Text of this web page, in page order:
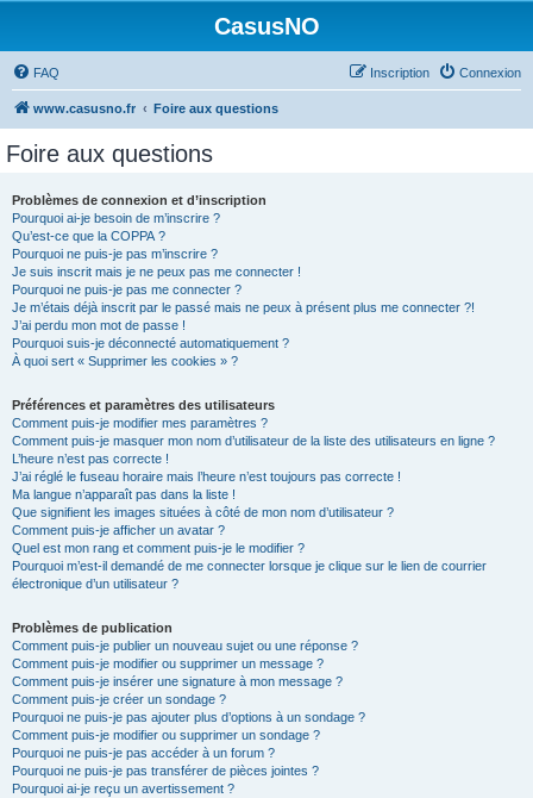
CasusNO
FAQ Connexion
Inscription
www.casusno.fr Foire aux questions
Foire aux questions
Problèmes de connexion et d’inscription
Pourquoi ai-je besoin de m’inscrire ?
Qu’est-ce que la COPPA ?
Pourquoi ne puis-je pas m’inscrire ?
Je suis inscrit mais je ne peux pas me connecter !
Pourquoi ne puis-je pas me connecter ?
Je m’étais déjà inscrit par le passé mais ne peux à présent plus me connecter ?!
J’ai perdu mon mot de passe !
Pourquoi suis-je déconnecté automatiquement ?
À quoi sert « Supprimer les cookies » ?
Préférences et paramètres des utilisateurs
Comment puis-je modifier mes paramètres ?
Comment puis-je masquer mon nom d’utilisateur de la liste des utilisateurs en ligne ?
L’heure n’est pas correcte !
J’ai réglé le fuseau horaire mais l’heure n’est toujours pas correcte !
Ma langue n’apparaît pas dans la liste !
Que signifient les images situées à côté de mon nom d’utilisateur ?
Comment puis-je afficher un avatar ?
Quel est mon rang et comment puis-je le modifier ?
Pourquoi m’est-il demandé de me connecter lorsque je clique sur le lien de courrier
électronique d’un utilisateur ?
Problèmes de publication
Comment puis-je publier un nouveau sujet ou une réponse ?
Comment puis-je modifier ou supprimer un message ?
Comment puis-je insérer une signature à mon message ?
Comment puis-je créer un sondage ?
Pourquoi ne puis-je pas ajouter plus d’options à un sondage ?
Comment puis-je modifier ou supprimer un sondage ?
Pourquoi ne puis-je pas accéder à un forum ?
Pourquoi ne puis-je pas transférer de pièces jointes ?
Pourquoi ai-je reçu un avertissement ?